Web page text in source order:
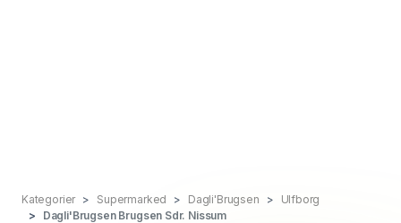
Kategorier Supermarked Dagli'Brugsen
Ulfborg
Dagli'Brugsen Brugsen Sdr. Nissum